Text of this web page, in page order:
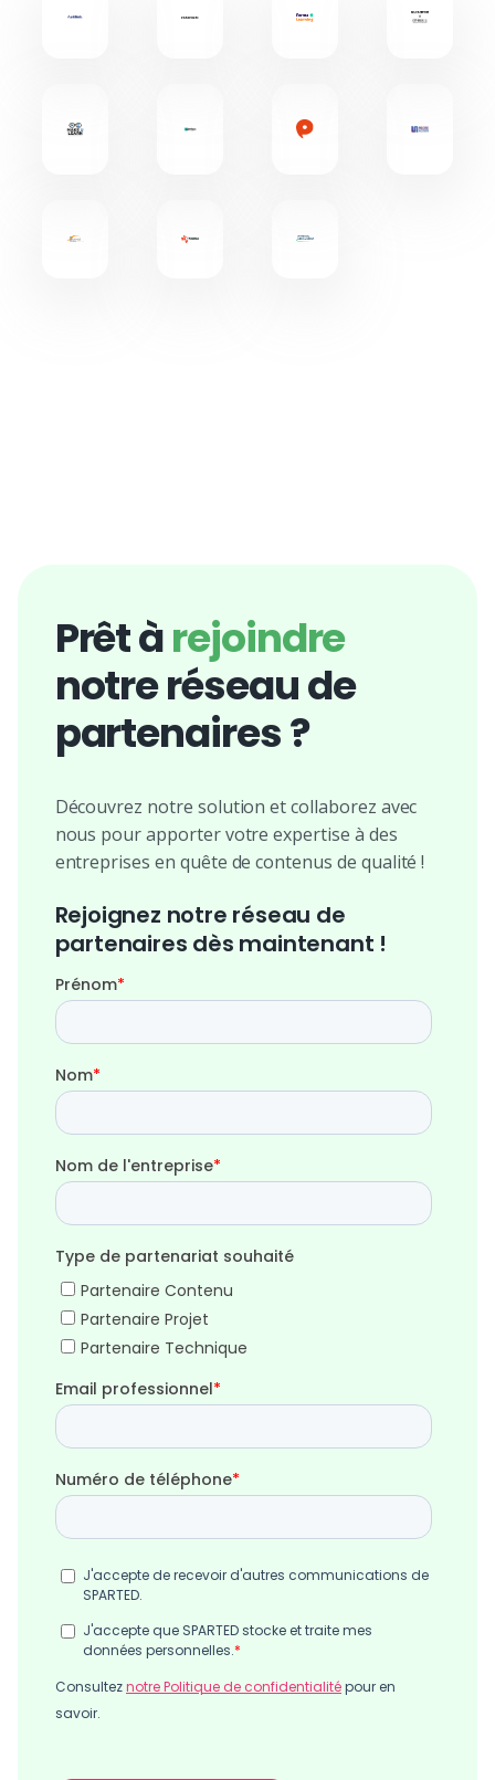
Prêt àrejoindre
notre réseau de
partenaires ?
Découvrez notre solution et collaborez avec
nous pour apporter votre expertise à des
entreprises en quête de contenus de qualité !
Rejoignez notre réseau de
partenaires dès maintenant !